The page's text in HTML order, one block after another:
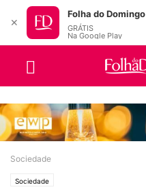
Sociedade
Sociedade
✕
Folha do Domingo
GRÁTIS
Na Google Play